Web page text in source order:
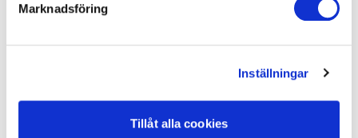
Marknadsföring
Inställningar
Tillåt alla cookies